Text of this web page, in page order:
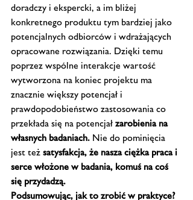
doradczy i ekspercki, a im bliżej
konkretnego produktu tym bardziej jako
potencjalnych odbiorców i wdrażających
opracowane rozwiązania. Dzięki temu
poprzez wspólne interakcje wartość
wytworzona na koniec projektu ma
znacznie większy potencjał i
prawdopodobieństwo zastosowania co
przekłada się na potencjał zarobienia na
własnych badaniach. Nie do pominięcia
jest też satysfakcja, że nasza ciężka praca i
serce włożone w badania, komuś na coś
się przydadzą.
Podsumowując, jak to zrobić w praktyce?